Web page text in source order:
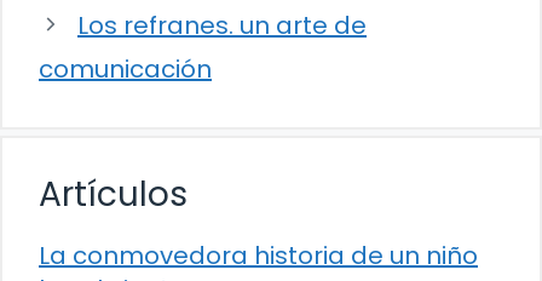
Los refranes. un arte de
comunicación
Artículos
La conmovedora historia de un niño